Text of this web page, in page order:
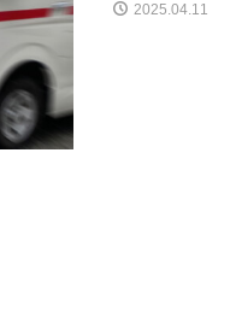
2025.04.11